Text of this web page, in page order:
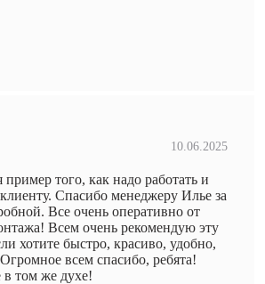
10.06.2025
того, как надо работать и
Спасибо менеджеру Илье за
Все очень оперативно от
Всем очень рекомендую эту
хотите быстро, красиво, удобно,
всем спасибо, ребята!
том же духе!